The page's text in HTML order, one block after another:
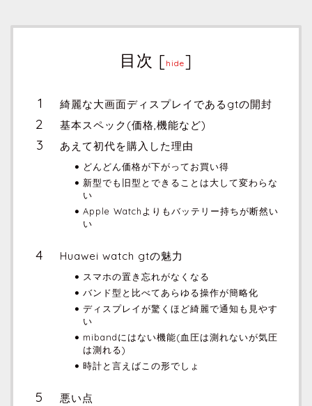
目次 [hide]
綺麗な大画面ディスプレイであるgtの開封
基本スペック(価格,機能など)
あえて初代を購入した理由
どんどん価格が下がってお買い得
新型でも旧型とできることは大して変わらな
い
Apple Watchよりもバッテリー持ちが断然い
い
Huawei watch gtの魅力
スマホの置き忘れがなくなる
バンド型と比べてあらゆる操作が簡略化
ディスプレイが驚くほど綺麗で通知も見やす
い
mibandにはない機能(血圧は測れないが気圧
は測れる)
時計と言えばこの形でしょ
悪い点